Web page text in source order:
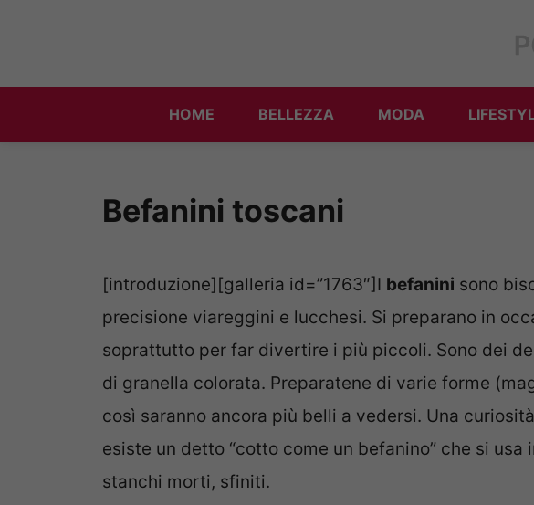
HOME BELLEZZA MODA
Befanini toscani
[introduzione][galleria id=”1763″]I befanini sono
precisione viareggini e lucchesi. Si preparano in
soprattutto per far divertire i più piccoli. Sono dei
di granella colorata. Preparatene di varie forme
così saranno ancora più belli a vedersi. Una
esiste un detto “cotto come un befanino” che si usa
stanchi morti, sfiniti.